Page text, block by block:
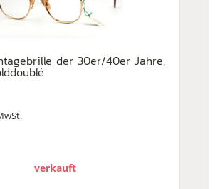
der 30er/40er Jahre,
verkauft